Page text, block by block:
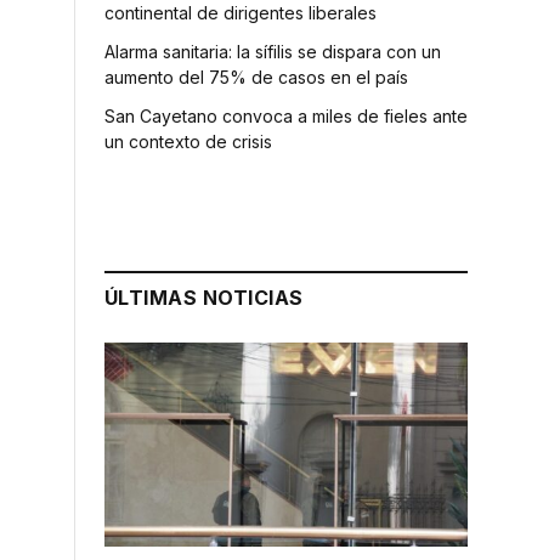
continental de dirigentes liberales
Alarma sanitaria: la sífilis se dispara con un
aumento del 75% de casos en el país
San Cayetano convoca a miles de fieles ante
un contexto de crisis
ÚLTIMAS NOTICIAS